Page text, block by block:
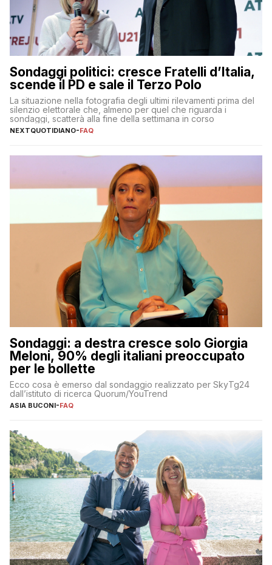
Sondaggi politici: cresce Fratelli d’Italia,
scende il PD e sale il Terzo Polo
La situazione nella fotografia degli ultimi rilevamenti prima del
silenzio elettorale che, almeno per quel che riguarda i
sondaggi, scatterà alla fine della settimana in corso
NEXTQUOTIDIANO-FAQ
Sondaggi: a destra cresce solo Giorgia
Meloni, 90% degli italiani preoccupato
per le bollette
Ecco cosa è emerso dal sondaggio realizzato per SkyTg24
dall’istituto di ricerca Quorum/YouTrend
ASIA BUCONI-FAQ